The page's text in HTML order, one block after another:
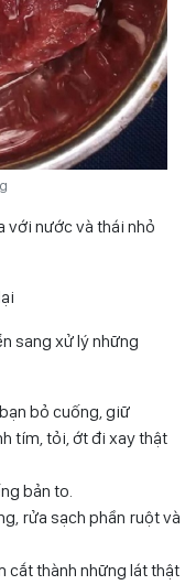
với nước và thái nhỏ
sang xử lý những
bỏ cuống, giữ
tím, tỏi, ớt đi xay thật
bản to.
rửa sạch phần ruột và
cắt thành những lát thật